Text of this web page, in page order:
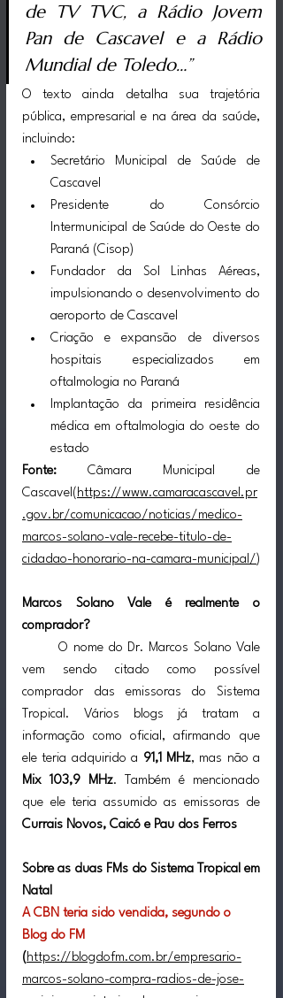
de TV TVC, a Rádio Jovem
Pan de Cascavel e a Rádio
Mundial de Toledo…”
O texto ainda detalha sua trajetória
pública, empresarial e na área da saúde,
incluindo:
Secretário Municipal de Saúde de
Cascavel
Presidente do Consórcio
Intermunicipal de Saúde do Oeste do
Paraná (Cisop)
Fundador da Sol Linhas Aéreas,
impulsionando o desenvolvimento do
aeroporto de Cascavel
Criação e expansão de diversos
hospitais especializados em
oftalmologia no Paraná
Implantação da primeira residência
médica em oftalmologia do oeste do
estado
Fonte: Câmara Municipal de
Cascavel( https://www.camaracascavel.pr
.gov.br/comunicacao/noticias/medico-
marcos-solano-vale-recebe-titulo-de-
cidadao-honorario-na-camara-municipal/ )
Marcos Solano Vale é realmente o
comprador?
	O nome do Dr. Marcos Solano Vale
vem sendo citado como possível
comprador das emissoras do Sistema
Tropical. Vários blogs já tratam a
informação como oficial, afirmando que
ele teria adquirido a 91,1 MHz
Mix 103,9 MHz. Também é mencionado
Currais Novos, Caicó e Pau dos Ferros
Sobre as duas FMs do Sistema Tropical em
Natal
A CBN teria sido vendida, segundo o
Blog do FM
(https://blogdofm.com.br/empresario-
marcos-solano-compra-radios-de-jose-